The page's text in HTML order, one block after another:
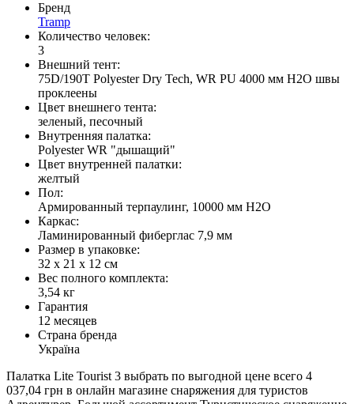
Бренд
Tramp
Количество человек:
3
Внешний тент:
75D/190T Polyester Dry Tech, WR PU 4000 мм H2O швы
проклеены
Цвет внешнего тента:
зеленый, песочный
Внутренняя палатка:
Polyester WR "дышащий"
Цвет внутренней палатки:
желтый
Пол:
Армированный терпаулинг, 10000 мм H2O
Каркас:
Ламинированный фиберглас 7,9 мм
Размер в упаковке:
32 х 21 х 12 см
Вес полного комплекта:
3,54 кг
Гарантия
12 месяцев
Страна бренда
Україна
Палатка Lite Tourist 3 выбрать по выгодной цене всего 4
037,04 грн в онлайн магазине снаряжения для туристов